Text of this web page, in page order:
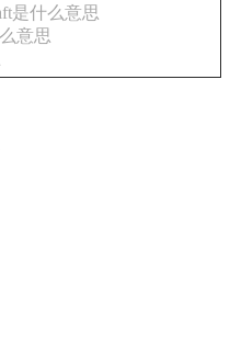
是什么意思
意思